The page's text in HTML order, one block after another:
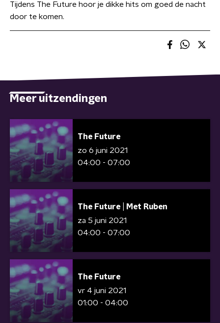
Tijdens The Future hoor je dikke hits om goed de nacht
door te komen.
Meer uitzendingen
The Future
zo 6 juni 2021
04:00 - 07:00
The Future | Met Ruben
za 5 juni 2021
04:00 - 07:00
The Future
vr 4 juni 2021
01:00 - 04:00